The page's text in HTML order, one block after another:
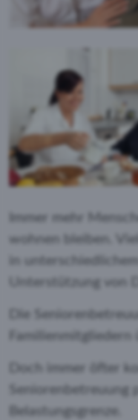
Immer mehr
wohnen bleiben.
in
Unterstützung von
Die
Familienmitgliedern
Doch immer öfter
Belastungsgrenze.